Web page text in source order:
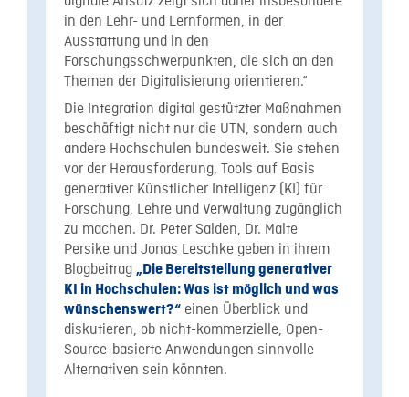
in den Lehr- und Lernformen, in der
Ausstattung und in den
Forschungsschwerpunkten, die sich an den
Themen der Digitalisierung orientieren.“
Die Integration digital gestützter Maßnahmen
beschäftigt nicht nur die UTN, sondern auch
andere Hochschulen bundesweit. Sie stehen
vor der Herausforderung, Tools auf Basis
generativer Künstlicher Intelligenz (KI) für
Forschung, Lehre und Verwaltung zugänglich
zu machen. Dr. Peter Salden, Dr. Malte
Persike und Jonas Leschke geben in ihrem
Blogbeitrag „Die Bereitstellung generativer
KI in Hochschulen: Was ist möglich und was
wünschenswert?“ einen Überblick und
diskutieren, ob nicht-kommerzielle, Open-
Source-basierte Anwendungen sinnvolle
Alternativen sein könnten.